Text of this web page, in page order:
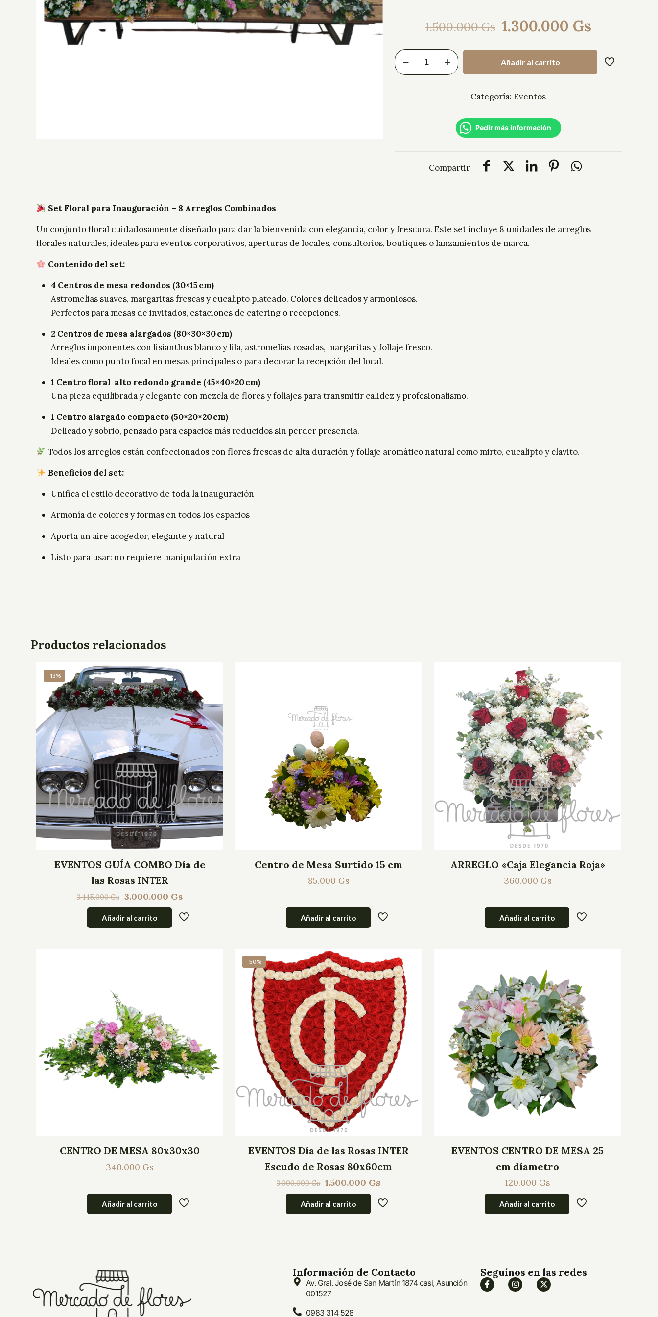
1.500.000Gs 1.300.000 Gs
Añadir al carrito
Categoría: Eventos
Pedir más información
Compartir
Set Floral para Inauguración – 8 Arreglos Combinados
Un conjunto floral cuidadosamente diseñado para dar la bienvenida con elegancia, color y frescura. Este set incluye 8 unidades de arreglos
florales naturales, ideales para eventos corporativos, aperturas de locales, consultorios, boutiques o lanzamientos de marca.
Contenido del set:
4 Centros de mesa redondos (30×15 cm)
Astromelias suaves, margaritas frescas y eucalipto plateado. Colores delicados y armoniosos.
Perfectos para mesas de invitados, estaciones de catering o recepciones.
2 Centros de mesa alargados (80×30×30 cm)
Arreglos imponentes con lisianthus blanco y lila, astromelias rosadas, margaritas y follaje fresco.
Ideales como punto focal en mesas principales o para decorar la recepción del local.
1 Centro floral alto redondo grande (45×40×20 cm)
Una pieza equilibrada y elegante con mezcla de flores y follajes para transmitir calidez y profesionalismo.
1 Centro alargado compacto (50×20×20 cm)
Delicado y sobrio, pensado para espacios más reducidos sin perder presencia.
Todos los arreglos están confeccionados con flores frescas de alta duración y follaje aromático natural como mirto, eucalipto y clavito.
Beneficios del set:
Unifica el estilo decorativo de toda la inauguración
Armonía de colores y formas en todos los espacios
Aporta un aire acogedor, elegante y natural
Listo para usar: no requiere manipulación extra
Productos relacionados
-13%
EVENTOS GUÍA COMBO Día de
las Rosas INTER
3.445.000Gs 3.000.000 Gs
Añadir al carrito
Centro de Mesa Surtido 15 cm
85.000 Gs
Añadir al carrito
ARREGLO «Caja Elegancia Roja»
360.000 Gs
Añadir al carrito
CENTRO DE MESA 80x30x30
340.000 Gs
Añadir al carrito
-50%
EVENTOS Día de las Rosas INTER
Escudo de Rosas 80x60cm
3.000.000Gs 1.500.000 Gs
Añadir al carrito
EVENTOS CENTRO DE MESA 25
cm díametro
120.000 Gs
Añadir al carrito
Información de Contacto
Av. Gral. José de San Martín 1874 casi, Asunción
001527
0983 314 528
Seguínos en las redes